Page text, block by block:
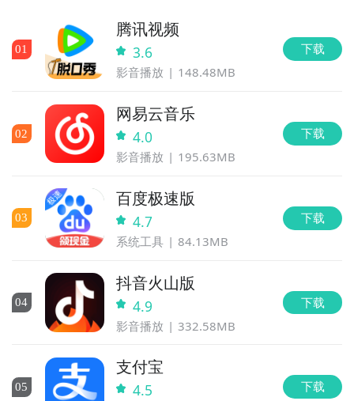
01
腾讯视频
3.6
影音播放 148.48MB
下载
02
网易云音乐
4.0
影音播放 195.63MB
下载
03
百度极速版
4.7
系统工具 84.13MB
下载
04
抖音火山版
4.9
影音播放 332.58MB
下载
05
支付宝
4.5 下载